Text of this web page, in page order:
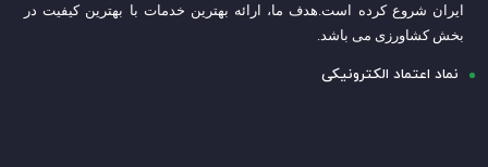
ایران شروع کرده است.هدف ما، ارائه بهترین خدمات با بهترین کیفیت در
بخش کشاورزی می باشد.
نماد اعتماد الکترونیکی